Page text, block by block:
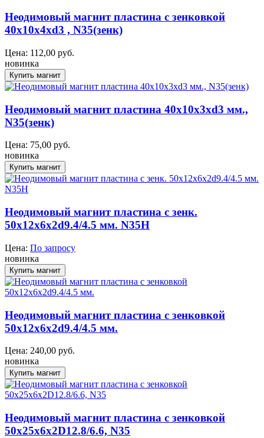
Неодимовый магнит пластина с зенковкой
40x10x4xd3 , N35(зенк)
Цена: 112,00 руб.
новинка
Неодимовый магнит пластина 40x10x3xd3 мм.,
N35(зенк)
Цена: 75,00 руб.
новинка
Неодимовый магнит пластина с зенк.
50x12x6x2d9.4/4.5 мм. N35H
Цена: По запросу
новинка
Неодимовый магнит пластина с зенковкой
50x12x6x2d9.4/4.5 мм.
Цена: 240,00 руб.
новинка
Неодимовый магнит пластина с зенковкой
50x25x6x2D12.8/6.6, N35